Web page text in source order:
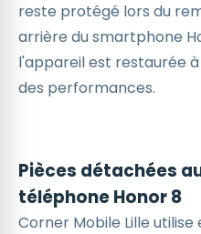
reste protégé lors du
arrière du smartphone
l'appareil est restaurée
des performances.
Pièces détachées
téléphone Honor 8
Corner Mobile Lille